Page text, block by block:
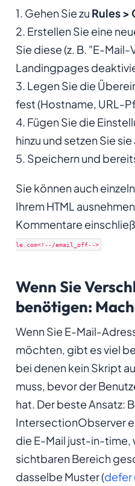
1. Gehen Sie zu Rules >
2. Erstellen Sie eine
Sie diese (z. B. "E-
Landingpages
3. Legen Sie die
fest (Hostname, URL-
4. Fügen Sie die
hinzu und setzen Sie sie
5. Speichern und
Sie können auch
Ihrem HTML
Kommentare
le.com<!--/email_off-->
Wenn Sie
benötigen:
Wenn Sie E-Mail-
möchten, gibt es viel
bei denen kein Skript
muss, bevor der
hat. Der beste Ansatz:
IntersectionObserver
die E-Mail just-in-time,
sichtbaren Bereich
dasselbe Muster (defer